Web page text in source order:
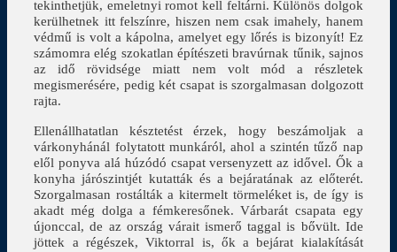
tekinthetjük, emeletnyi romot kell feltárni. Különös dolgok
kerülhetnek itt felszínre, hiszen nem csak imahely, hanem
védmű is volt a kápolna, amelyet egy lőrés is bizonyít! Ez
számomra elég szokatlan építészeti bravúrnak tűnik, sajnos
az idő rövidsége miatt nem volt mód a részletek
megismerésére, pedig két csapat is szorgalmasan dolgozott
rajta.
Ellenállhatatlan késztetést érzek, hogy beszámoljak a
várkonyhánál folytatott munkáról, ahol a szintén tűző nap
elől ponyva alá húzódó csapat versenyzett az idővel. Ők a
konyha járószintjét kutatták és a bejáratának az előterét.
Szorgalmasan rostálták a kitermelt törmeléket is, de így is
akadt még dolga a fémkeresőnek. Várbarát csapata egy
újonccal, de az ország várait ismerő taggal is bővült. Ide
jöttek a régészek, Viktorral is, ők a bejárat kialakítását